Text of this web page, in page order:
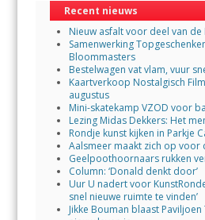
Recent nieuws
Nieuw asfalt voor deel van de
Samenwerking
Bloommasters
Bestelwagen vat vlam, vuur
Kaartverkoop Nostalgisch
augustus
Mini-skatekamp VZOD voor
Lezing Midas Dekkers: Het
Rondje kunst kijken in Parkje
Aalsmeer maakt zich op voor
Geelpoothoornaars rukken
Column: ‘Donald denkt door’
Uur U nadert voor
snel nieuwe ruimte te vinden’
Jikke Bouman blaast